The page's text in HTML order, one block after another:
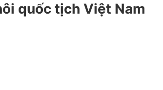
quốc tịch Việt Nam